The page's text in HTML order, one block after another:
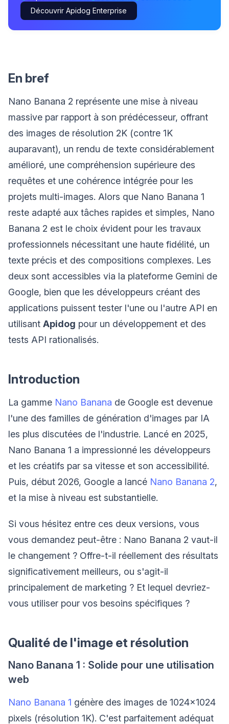
Découvrir Apidog Enterprise
En bref
Nano Banana 2 représente une mise à niveau
massive par rapport à son prédécesseur, offrant
des images de résolution 2K (contre 1K
auparavant), un rendu de texte considérablement
amélioré, une compréhension supérieure des
requêtes et une cohérence intégrée pour les
projets multi-images. Alors que Nano Banana 1
reste adapté aux tâches rapides et simples, Nano
Banana 2 est le choix évident pour les travaux
professionnels nécessitant une haute fidélité, un
texte précis et des compositions complexes. Les
deux sont accessibles via la plateforme Gemini de
Google, bien que les développeurs créant des
applications puissent tester l'une ou l'autre API en
utilisant Apidog pour un développement et des
tests API rationalisés.
Introduction
La gamme Nano Banana de Google est devenue
l'une des familles de génération d'images par IA
les plus discutées de l'industrie. Lancé en 2025,
Nano Banana 1 a impressionné les développeurs
et les créatifs par sa vitesse et son accessibilité.
Puis, début 2026, Google a lancé Nano Banana 2,
et la mise à niveau est substantielle.
Si vous hésitez entre ces deux versions, vous
vous demandez peut-être : Nano Banana 2 vaut-il
le changement ? Offre-t-il réellement des résultats
significativement meilleurs, ou s'agit-il
principalement de marketing ? Et lequel devriez-
vous utiliser pour vos besoins spécifiques ?
Qualité de l'image et résolution
Nano Banana 1 : Solide pour une utilisation
web
Nano Banana 1 génère des images de 1024×1024
pixels (résolution 1K). C'est parfaitement adéquat